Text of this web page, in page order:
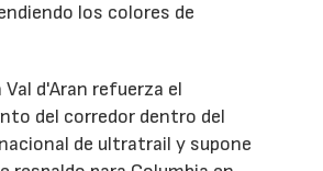
los colores de
d'Aran refuerza el
del corredor dentro del
de ultratrail y supone